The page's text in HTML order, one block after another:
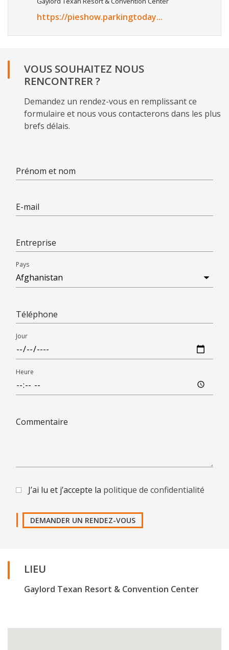
https://pieshow.parkingtoday...
VOUS SOUHAITEZ NOUS
RENCONTRER ?
Demandez un rendez-vous en remplissant ce
formulaire et nous vous contacterons dans les plus
brefs délais.
Prénom et nom
E-mail
Entreprise
Pays
Téléphone
Jour
Heure
Commentaire
J’ai lu et j’accepte la politique de confidentialité
DEMANDER UN RENDEZ-VOUS
LIEU
Gaylord Texan Resort & Convention Center